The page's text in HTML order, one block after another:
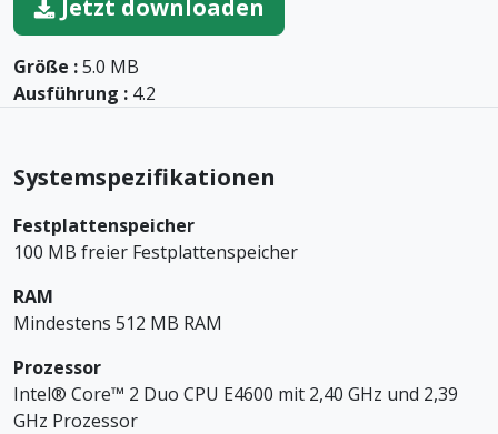
Jetzt downloaden
Größe :5.0 MB
Ausführung : 4.2
Systemspezifikationen
Festplattenspeicher
100 MB freier Festplattenspeicher
RAM
Mindestens 512 MB RAM
Prozessor
Intel® Core™ 2 Duo CPU E4600 mit 2,40 GHz und 2,39
GHz Prozessor